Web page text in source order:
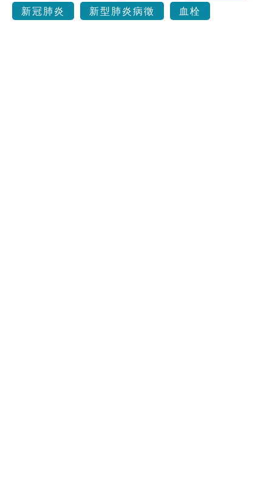
新冠肺炎
新型肺炎病徵 血栓